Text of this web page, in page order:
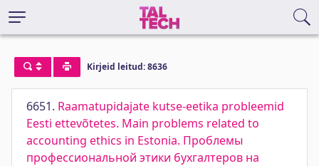
Kirjeid leitud: 8636
6651. Raamatupidajate kutse-eetika probleemid
Eesti ettevõtetes. Main problems related to
accounting ethics in Estonia. Проблемы
профессиональной этики бухгалтеров на